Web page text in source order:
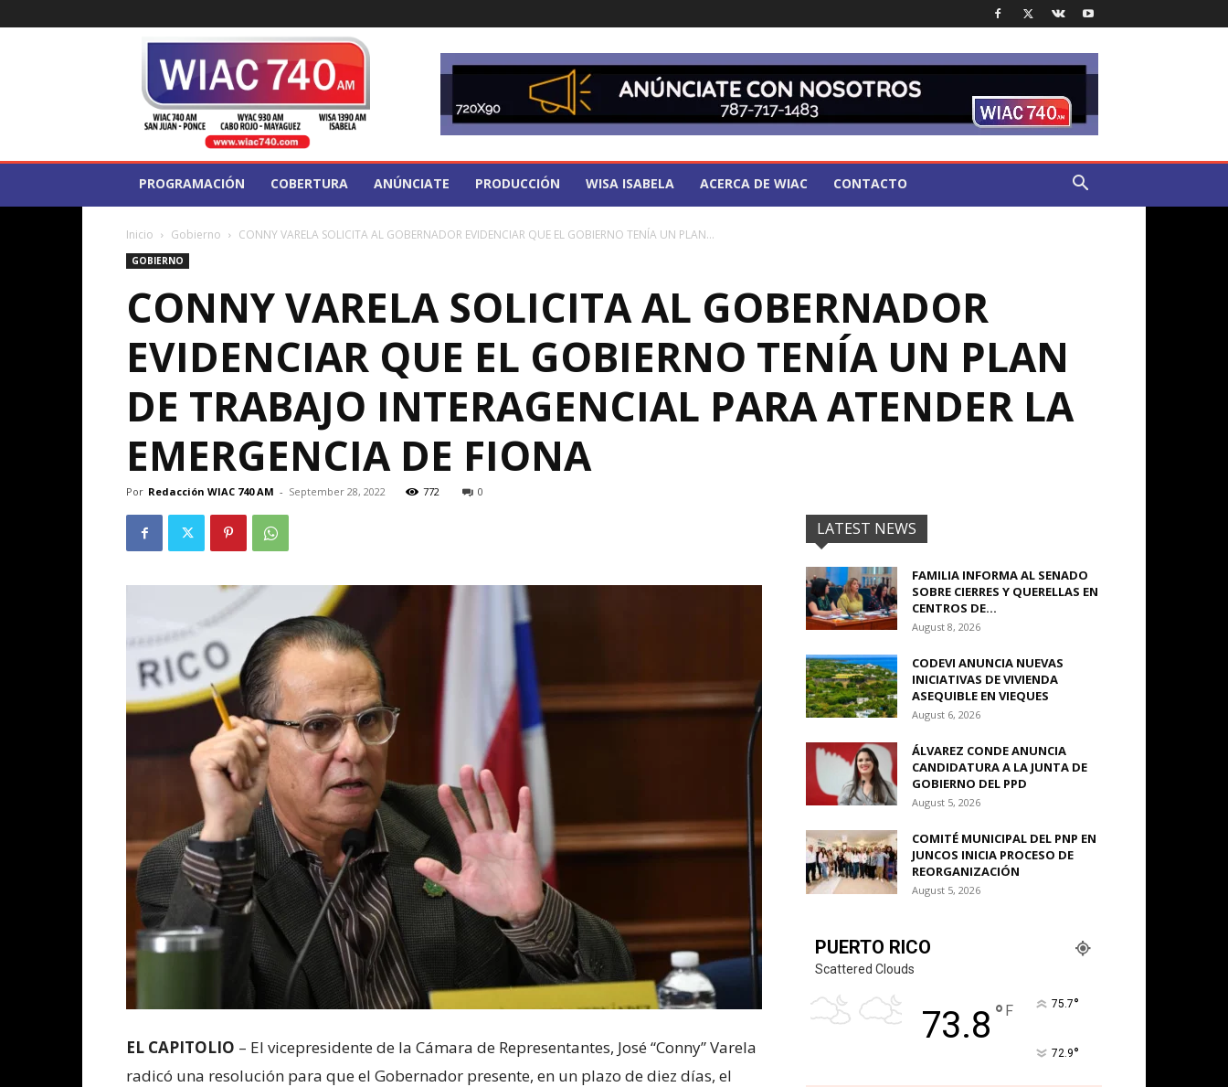
PROGRAMACIÓN COBERTURA ANÚNCIATE PRODUCCIÓN WISA ISABELA ACERCA DE WIAC CONTACTO
Inicio Gobierno CONNY VARELA SOLICITA AL GOBERNADOR EVIDENCIAR QUE EL GOBIERNO TENÍA UN PLAN...
GOBIERNO
CONNY VARELA SOLICITA AL GOBERNADOR
EVIDENCIAR QUE EL GOBIERNO TENÍA UN PLAN
DE TRABAJO INTERAGENCIAL PARA ATENDER LA
EMERGENCIA DE FIONA
Por Redacción WIAC 740 AM - September 28, 2022 772 0
EL CAPITOLIO – El vicepresidente de la Cámara de Representantes, José “Conny” Varela
radicó una resolución para que el Gobernador presente, en un plazo de diez días, el
LATEST NEWS
FAMILIA INFORMA AL SENADO
SOBRE CIERRES Y QUERELLAS EN
CENTROS DE...
August 8, 2026
CODEVI ANUNCIA NUEVAS
INICIATIVAS DE VIVIENDA
ASEQUIBLE EN VIEQUES
August 6, 2026
ÁLVAREZ CONDE ANUNCIA
CANDIDATURA A LA JUNTA DE
GOBIERNO DEL PPD
August 5, 2026
COMITÉ MUNICIPAL DEL PNP EN
JUNCOS INICIA PROCESO DE
REORGANIZACIÓN
August 5, 2026
PUERTO RICO
Scattered Clouds
73.8 ° F 75.7°
72.9°